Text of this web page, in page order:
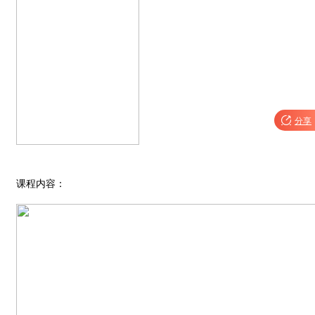
课程内容：
 分享